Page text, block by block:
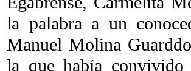
la palabra a un
Manuel Molina
la que había convivido